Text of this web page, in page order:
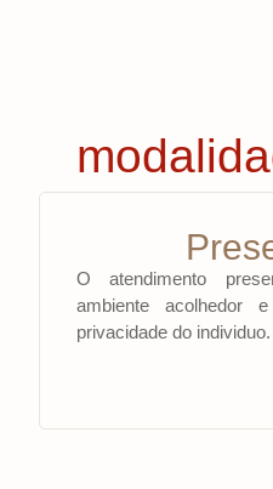
O atendimento
ambiente acolhedor
privacidade do individuo.